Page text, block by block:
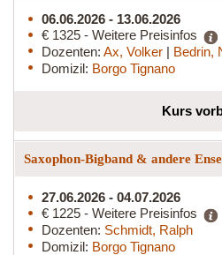
06.06.2026 - 13.06.2026
€ 1325 - Weitere Preisinfos
Dozenten: Ax, Volker | Bedrin,
Domizil: Borgo Tignano
Kurs
Saxophon-Bigband & andere
27.06.2026 - 04.07.2026
€ 1225 - Weitere Preisinfos
Dozenten: Schmidt, Ralph
Domizil: Borgo Tignano